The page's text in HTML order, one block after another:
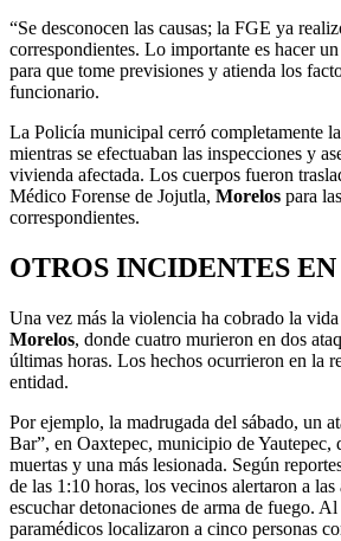
“Se desconocen las causas; la FGE ya
correspondientes. Lo importante es hacer
para que tome previsiones y atienda los
funcionario.
La Policía municipal cerró completamente
mientras se efectuaban las inspecciones y
vivienda afectada. Los cuerpos fueron
Médico Forense de Jojutla, Morelos para
correspondientes.
OTROS INCIDENTES
Una vez más la violencia ha cobrado la vida
Morelos, donde cuatro murieron en dos
últimas horas. Los hechos ocurrieron en la
entidad.
Por ejemplo, la madrugada del sábado, un
Bar”, en Oaxtepec, municipio de Yautepec,
muertas y una más lesionada. Según
de las 1:10 horas, los vecinos alertaron a las
escuchar detonaciones de arma de fuego.
paramédicos localizaron a cinco personas